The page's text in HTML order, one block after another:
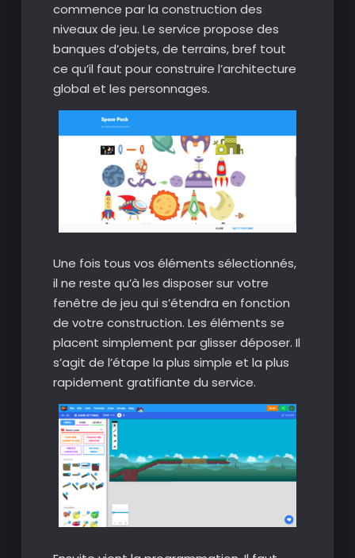
commence par la construction des
niveaux de jeu. Le service propose des
banques d’objets, de terrains, bref tout
ce qu’il faut pour construire l’architecture
global et les personnages.
Une fois tous vos éléments sélectionnés,
il ne reste qu’à les disposer sur votre
fenêtre de jeu qui s’étendra en fonction
de votre construction. Les éléments se
placent simplement par glisser déposer. Il
s’agit de l’étape la plus simple et la plus
rapidement gratifiante du service.